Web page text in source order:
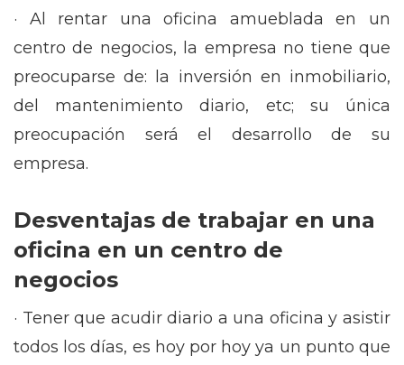
· Al rentar una oficina amueblada en un
centro de negocios, la empresa no tiene que
preocuparse de: la inversión en inmobiliario,
del mantenimiento diario, etc; su única
preocupación será el desarrollo de su
empresa.
Desventajas de trabajar en una
oficina en un centro de
negocios
· Tener que acudir diario a una oficina y asistir
todos los días, es hoy por hoy ya un punto que